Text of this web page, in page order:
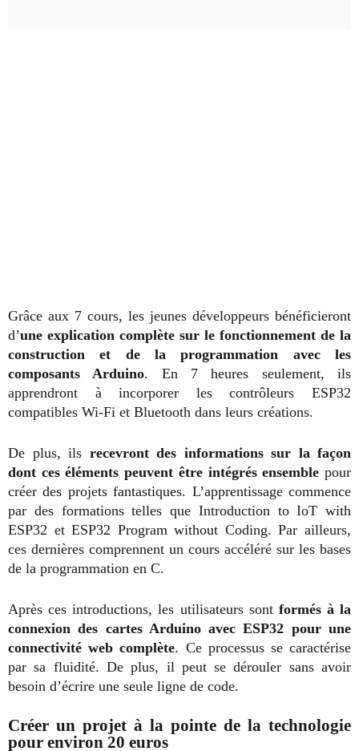
Grâce aux 7 cours, les jeunes développeurs bénéficieront
d’une explication complète sur le fonctionnement de la
construction et de la programmation avec les
composants Arduino. En 7 heures seulement, ils
apprendront à incorporer les contrôleurs ESP32
compatibles Wi-Fi et Bluetooth dans leurs créations.
De plus, ils recevront des informations sur la façon
dont ces éléments peuvent être intégrés ensemble pour
créer des projets fantastiques. L’apprentissage commence
par des formations telles que Introduction to IoT with
ESP32 et ESP32 Program without Coding. Par ailleurs,
ces dernières comprennent un cours accéléré sur les bases
de la programmation en C.
Après ces introductions, les utilisateurs sont formés à la
connexion des cartes Arduino avec ESP32 pour une
connectivité web complète. Ce processus se caractérise
par sa fluidité. De plus, il peut se dérouler sans avoir
besoin d’écrire une seule ligne de code.
Créer un projet à la pointe de la technologie
pour environ 20 euros